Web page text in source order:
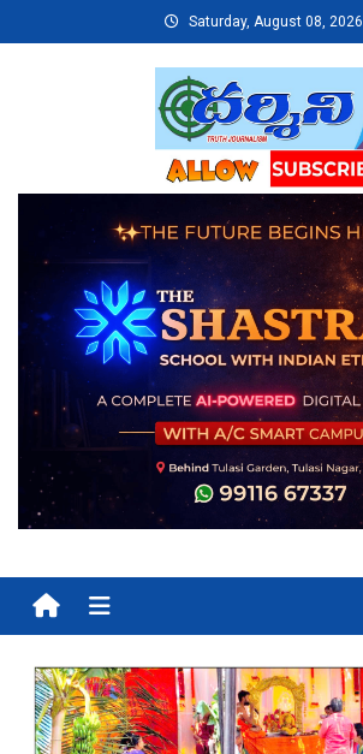
to
Saturday, August 08, 2026
Menu